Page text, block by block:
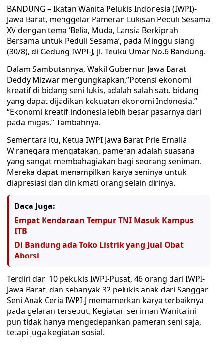
BANDUNG – Ikatan Wanita Pelukis Indonesia (IWPI)-
Jawa Barat, menggelar Pameran Lukisan Peduli Sesama
XV dengan tema ‘Belia, Muda, Lansia Berkiprah
Bersama untuk Peduli Sesama’, pada Minggu siang
(30/8), di Gedung IWPI-J, jl. Teuku Umar No.6 Bandung.
Dalam Sambutannya, Wakil Gubernur Jawa Barat
Deddy Mizwar mengungkapkan,”Potensi ekonomi
kreatif di bidang seni lukis, adalah salah satu bidang
yang dapat dijadikan kekuatan ekonomi Indonesia.”
“Ekonomi kreatif indonesia lebih besar pasarnya dari
pada migas.” Tambahnya.
Sementara itu, Ketua IWPI Jawa Barat Prie Ernalia
Wiranegara mengatakan, pameran adalah suasana
yang sangat membahagiakan bagi seorang seniman.
Mereka dapat menampilkan karya seninya untuk
diapresiasi dan dinikmati orang selain dirinya.
Baca Juga:
Empat Kendaraan Tempur TNI Masuk Kampus
ITB
Di Bandung ada Toko Listrik yang Jual Obat
Aborsi
Terdiri dari 10 pekukis IWPI-Pusat, 46 orang dari IWPI-
Jawa Barat, dan sebanyak 32 pelukis anak dari Sanggar
Seni Anak Ceria IWPI-J memamerkan karya terbaiknya
pada gelaran tersebut. Kegiatan seniman Wanita ini
pun tidak hanya mengedepankan pameran seni saja,
tetapi juga kegiatan sosial.